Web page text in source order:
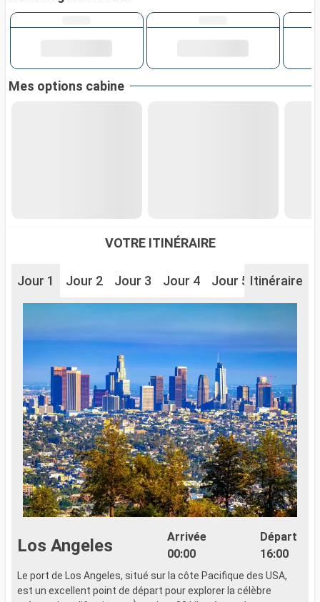
Mes options cabine
VOTRE ITINÉRAIRE
Jour 1 Jour 2 Jour 3 Jour 4 Jour 5 Jour 6
Itinéraire
Los Angeles
Arrivée
00:00
Départ
16:00
Le port de Los Angeles, situé sur la côte Pacifique des USA,
est un excellent point de départ pour explorer la célèbre